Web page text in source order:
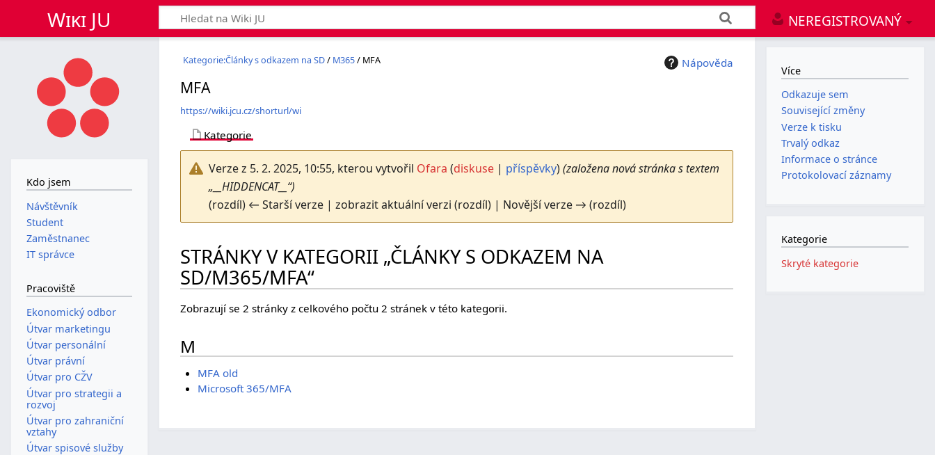
NEREGISTROVANÝ
Wiki JU
Nápověda
Kategorie:Články s odkazem na SD/ M365/ MFA
MFA
https://wiki.jcu.cz/shorturl/wi
Kategorie
Verze z 5. 2. 2025, 10:55, kterou vytvořil Ofara (diskuse | příspěvky)(založena nová stránka s textem
„__HIDDENCAT__“)
(rozdíl) ← Starší verze | zobrazit aktuální verzi (rozdíl) | Novější verze → (rozdíl)
STRÁNKY V KATEGORII „ČLÁNKY S ODKAZEM NA
SD/M365/MFA“
Zobrazují se 2 stránky z celkového počtu 2 stránek v této kategorii.
M
MFA old
Microsoft 365/MFA
Kdo jsem
Návštěvník
Student
Zaměstnanec
IT správce
Pracoviště
Ekonomický odbor
Útvar marketingu
Útvar personální
Útvar právní
Útvar pro CŽV
Útvar pro strategii a
rozvoj
Útvar pro zahraniční
vztahy
Útvar spisové služby
Více
Odkazuje sem
Související změny
Verze k tisku
Trvalý odkaz
Informace o stránce
Protokolovací záznamy
Kategorie
Skryté kategorie